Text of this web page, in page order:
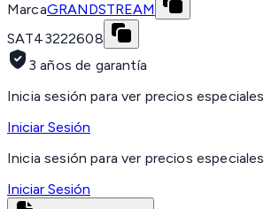
MarcaGRANDSTREAM
SAT43222608
3 años de garantía
Inicia sesión para ver precios especiales
Iniciar Sesión
Inicia sesión para ver precios especiales
Iniciar Sesión